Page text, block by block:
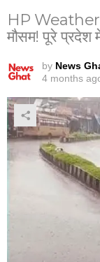
HP Weather
मौसम! पूरे प्रदेश
by News
4 months